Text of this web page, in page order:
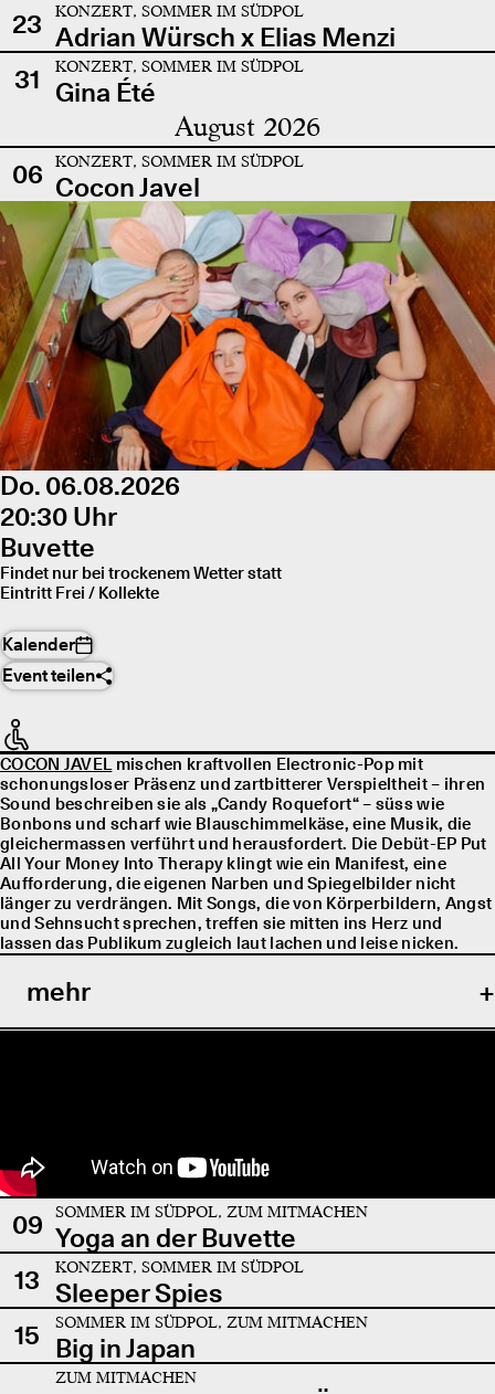
23
KONZERT, SOMMER IM SÜDPOL
Adrian Würsch x Elias Menzi
31
KONZERT, SOMMER IM SÜDPOL
Gina Été
August 2026
06 KONZERT, SOMMER IM SÜDPOL
Cocon Javel
Do. 06.08.2026
20:30 Uhr
Buvette
Findet nur bei trockenem Wetter statt
Eintritt Frei / Kollekte
Kalender
Event teilen
COCON JAVELmischen kraftvollen Electronic-Pop mit
schonungsloser Präsenz und zartbitterer Verspieltheit – ihren
Sound beschreiben sie als „Candy Roquefort“ – süss wie
Bonbons und scharf wie Blauschimmelkäse, eine Musik, die
gleichermassen verführt und herausfordert. Die Debüt-EP Put
All Your Money Into Therapy klingt wie ein Manifest, eine
Aufforderung, die eigenen Narben und Spiegelbilder nicht
länger zu verdrängen. Mit Songs, die von Körperbildern, Angst
und Sehnsucht sprechen, treffen sie mitten ins Herz und
lassen das Publikum zugleich laut lachen und leise nicken.
mehr
09 SOMMER IM SÜDPOL, ZUM MITMACHEN
Yoga an der Buvette
13
KONZERT, SOMMER IM SÜDPOL
Sleeper Spies
15
SOMMER IM SÜDPOL, ZUM MITMACHEN
Big in Japan
ZUM MITMACHEN